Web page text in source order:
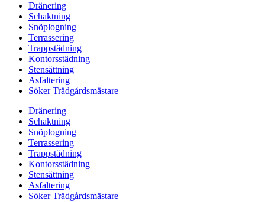
Dränering
Schaktning
Snöplogning
Terrassering
Trappstädning
Kontorsstädning
Stensättning
Asfaltering
Söker Trädgårdsmästare
Dränering
Schaktning
Snöplogning
Terrassering
Trappstädning
Kontorsstädning
Stensättning
Asfaltering
Söker Trädgårdsmästare